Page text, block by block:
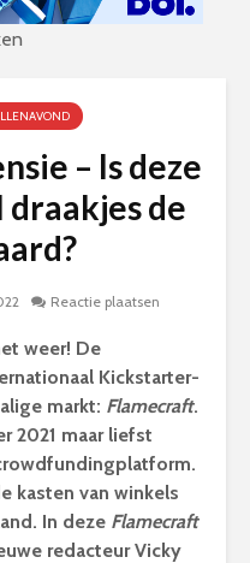
– Is deze
de
Reactie plaatsen
weer! De
Kickstarter-
markt: Flamecraft.
2021 maar liefst
kasten van winkels
In deze Flamecraft
redacteur Vicky